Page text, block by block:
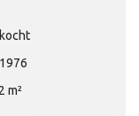
1976
m²